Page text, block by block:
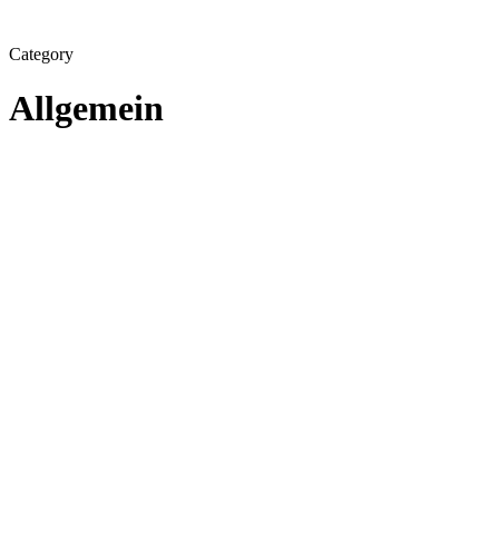
Category
Allgemein